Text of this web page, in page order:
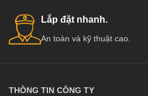
Lắp đặt nhanh.
An toàn và kỹ thuật cao.
THÔNG TIN CÔNG TY